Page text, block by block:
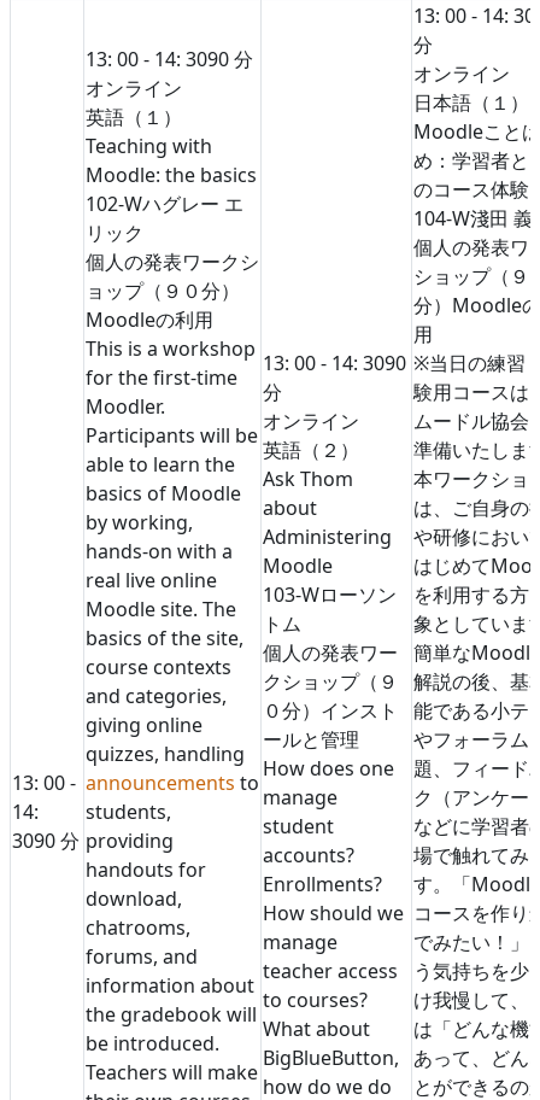
13: 00 -
14:
3090 分
13: 00 - 14: 3090 分
オンライン
英語（１）
Teaching with
Moodle: the basics
102-Wハグレー エ
リック
個人の発表ワークシ
ョップ（９０分）
Moodleの利用
This is a workshop
for the first-time
Moodler.
Participants will be
able to learn the
basics of Moodle
by working,
hands-on with a
real live online
Moodle site. The
basics of the site,
course contexts
and categories,
giving online
quizzes, handling
announcements to
students,
providing
handouts for
download,
chatrooms,
forums, and
information about
the gradebook will
be introduced.
Teachers will make
13: 00 - 14: 3090
分
オンライン
英語（２）
Ask Thom
about
Administering
Moodle
103-Wローソン
トム
個人の発表ワー
クショップ（９
０分） インスト
ールと管理
How does one
manage
student
accounts?
Enrollments?
How should we
manage
teacher access
to courses?
What about
BigBlueButton,
how do we do
13: 00 - 14: 30
分
オンライン
日本語（１）
Moodleこと
め：学習者と
のコース体験
104-W淺田 義
個人の発表ワ
ショップ（９
分） Moodle
用
※当日の練習
験用コースは
ムードル協会
準備いたしま
本ワークショ
は、ご自身の
や研修におい
はじめて
を利用する方
象としていま
簡単な
解説の後、基
能である小テ
やフォーラム
題、フィード
ク（アンケー
などに学習者
場で触れてみ
す。「
コースを作り
でみたい！」
う気持ちを少
け我慢して、
は「どんな機
あって、どん
とができるの